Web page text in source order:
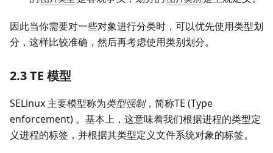
因此当你需要对一些对象进行分类时，可以优先使用类型划
分，这样比较准确，然后再考虑使用类别划分。
2.3 TE 模型
SELinux 主要模型称为类型强制，简称TE (Type
enforcement) 。基本上，这意味着我们根据进程的类型定
义进程的标签，并根据其类型定义文件系统对象的标签。